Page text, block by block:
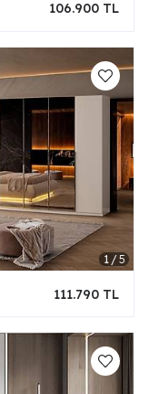
106.900 TL
111.790 TL